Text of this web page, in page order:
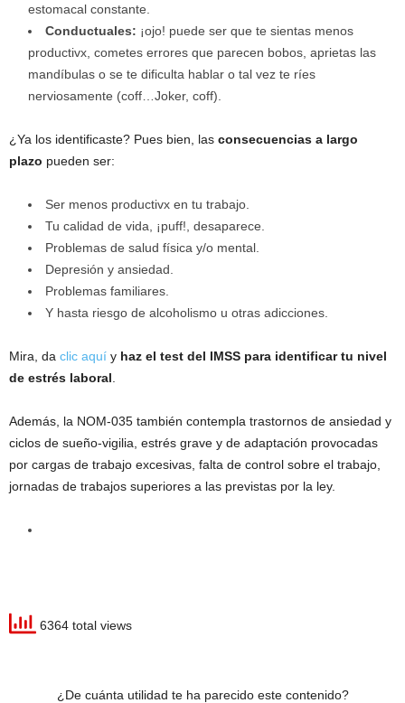
estomacal constante.
Conductuales: ¡ojo! puede ser que te sientas menos
productivx, cometes errores que parecen bobos, aprietas las
mandíbulas o se te dificulta hablar o tal vez te ríes
nerviosamente (coff…Joker, coff).
¿Ya los identificaste? Pues bien, las consecuencias a largo
plazo pueden ser:
Ser menos productivx en tu trabajo.
Tu calidad de vida, ¡puff!, desaparece.
Problemas de salud física y/o mental.
Depresión y ansiedad.
Problemas familiares.
Y hasta riesgo de alcoholismo u otras adicciones.
Mira, da clic aquí y haz el test del IMSS para identificar tu nivel
de estrés laboral
Además, la NOM-035 también contempla trastornos de ansiedad y
ciclos de sueño-vigilia, estrés grave y de adaptación provocadas
por cargas de trabajo excesivas, falta de control sobre el trabajo,
jornadas de trabajos superiores a las previstas por la ley.
6364 total views
¿De cuánta utilidad te ha parecido este contenido?